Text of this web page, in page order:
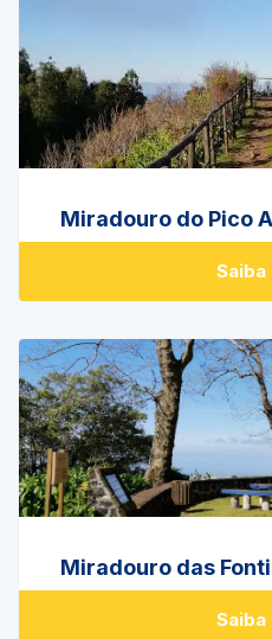
Miradouro do Pico
Saiba
Miradouro das
Saiba